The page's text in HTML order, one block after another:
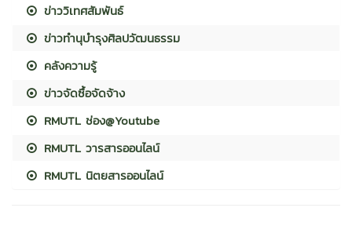
ข่าววิเทศสัมพันธ์
ข่าวทำนุบำรุงศิลปวัฒนธรรม
คลังความรู้
ข่าวจัดซื้อจัดจ้าง
RMUTL ช่อง@Youtube
RMUTL วารสารออนไลน์
RMUTL นิตยสารออนไลน์